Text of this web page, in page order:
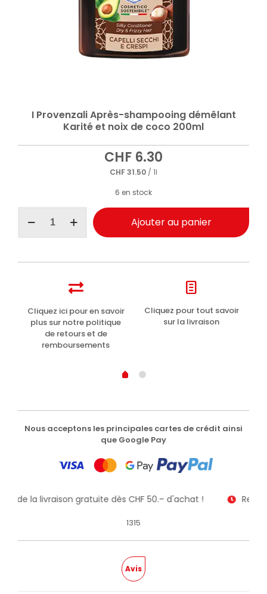
I Provenzali Après-shampooing démêlant
Karité et noix de coco 200ml
CHF 6.30
CHF31.50 / 1l
6 en stock
noix
200ml
Ajouter au panier
Cliquez ici pour en savoir
plus sur notre politique
de retours et de
remboursements
Cliquez pour tout savoir
sur la livraison
Nous acceptons les principales cartes de crédit ainsi
que Google Pay
de la livraison gratuite dès CHF 50.– d'achat !
1315
Avis